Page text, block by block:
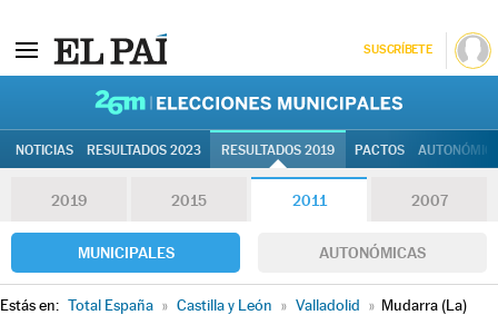
SUSCRÍBETE
NOTICIAS RESULTADOS 2023 RESULTADOS 2019 PACTOS
2019 2015 2011 2007
MUNICIPALES AUTONÓMICAS
Estás en: Total España » Castilla y León » Valladolid » Mudarra (La)